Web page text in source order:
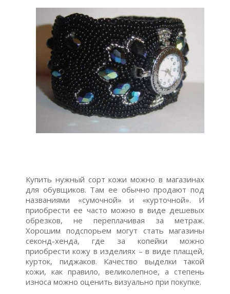
Купить нужный сорт кожи можно в магазинах
для обувщиков. Там ее обычно продают под
названиями «сумочной» и «курточной». И
приобрести ее часто можно в виде дешевых
обрезков, не переплачивая за метраж.
Хорошим подспорьем могут стать магазины
секонд-хенда, где за копейки можно
приобрести кожу в изделиях – в виде плащей,
курток, пиджаков. Качество выделки такой
кожи, как правило, великолепное, а степень
износа можно оценить визуально при покупке.